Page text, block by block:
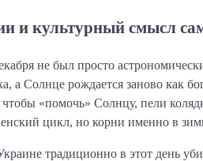
и культурный смысл
не был просто
а Солнце рождается заново как
«помочь» Солнцу, пели
цикл, но корни именно в
традиционно в этот день